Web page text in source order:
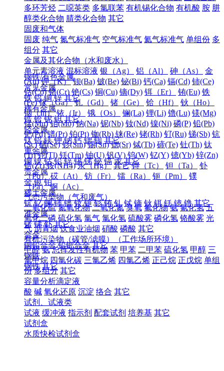
多环芳烃 二噁英类 多氯联苯 有机锡化合物 有机酸 胺 肼
醇类化合物 腈类化合物 其它
固废和气体
固废 纯气 氮气标准气 空气标准气 氦气标准气 单组份 多
组分 其它
金属及其化合物（水和废水）
单元素溶液 混标溶液 银（Ag） 铝（Al） 砷（As）
金
(Au) 钾（K） 钡(Ba) 铍(Be) 铋(Bi) 钙(Ca) 镉(Cd) 铈(Ce)
钴(Co) 铬(Cr) 铯(Cs) 铜(Cu) 镝(Dy) 铒（Er） 铕(Eu) 铁
(Fe) 镓（Ga） 钆（Gd） 锗（Ge） 铪（Hf）
钬（Ho）
铟（In） 铱（Ir） 锇（Os） 镧(La) 锂(Li) 镥(Lu) 镁(Mg)
锰(Mn) 钼(Mo) 钠(Na) 铌(Nb) 钕(Nd) 镍(Ni) 磷(P) 铅(Pb)
钯(Pd) 镨(Pr) 铂(Pt) 铷(Rb) 铼(Re) 铑(Rh) 钌(Ru) 锑(Sb) 钪
(Sc) 硒(Se) 钐(Sm) 锡(Sn) 锶(Sr) 铽(Tb) 碲(Te) 钍(Th) 钛
(Ti) 铊(Tl) 铥(Tm) 铀(U) 钒(V) 钨(W) 钇(Y) 镱(Yb) 锌(Zn)
锆(Zr) 铵(NH4) 汞（Hg） 其它 锝（Tc） 钽（Ta）
钋
（Po） 砹（At） 钫（Fr） 镭（Ra） 钷（Pm）
镤
（Pa） 锕（Ac）
气态污染物（气和废气）
二氧化硫 氮氧化物 二氧化氮 臭氧 氟化物 氨 氰化氢 五
氧化二磷 硫化氢 氯气 氯化氢 硫酸雾 磷化氢 铬酸雾 光
气 沥青烟 饮食业油烟 硝酸 磷酸 其它
有机污染物（碳管/滤膜）（工作场所环境）
甲醛 氨 总挥发性有机物 苯 甲苯 二甲苯 硫化氢 甲醇 三
氯甲烷 四氯化碳 三氯乙烯 四氯乙烯 正己烷 正戊烷 单组
份 多组分 其它
容量分析滴定液
酸 碱 氧化还原 沉淀 络合 其它
试剂、试液类
试液 缓冲液 指示剂 配套试剂 培养基 其它
试剂盒
水质快检试剂盒
钢铁/有色金属
常见金属
铁 铝 铜 锌 其它
稀有金属
锆 铪 铌 钽 其它
轻金属
钛 铝 镁 钾 钠 钙 锶 钡 其它
重金属
铜 镍 钴 铅 锌 锡 锑 铋 镉 汞 其它
贵金属
金 银 铂
稀土金属
钪 钇 镧 铈 镨 钕 钷 钐 铕 钆 铽 镝 钬 铒 铥 镱 镥 其它
准金属
锗 锑 钋 其它
合金
铜铅合金 铅钯合金 其它
钢铁
钢铁 其它